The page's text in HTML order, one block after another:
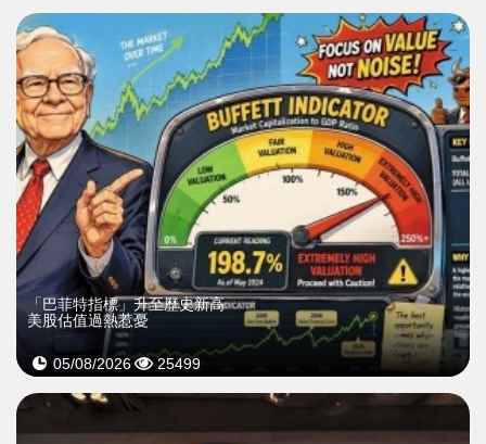
「巴菲特指標」升至歷史新高
美股估值過熱惹憂
05/08/2026 25499